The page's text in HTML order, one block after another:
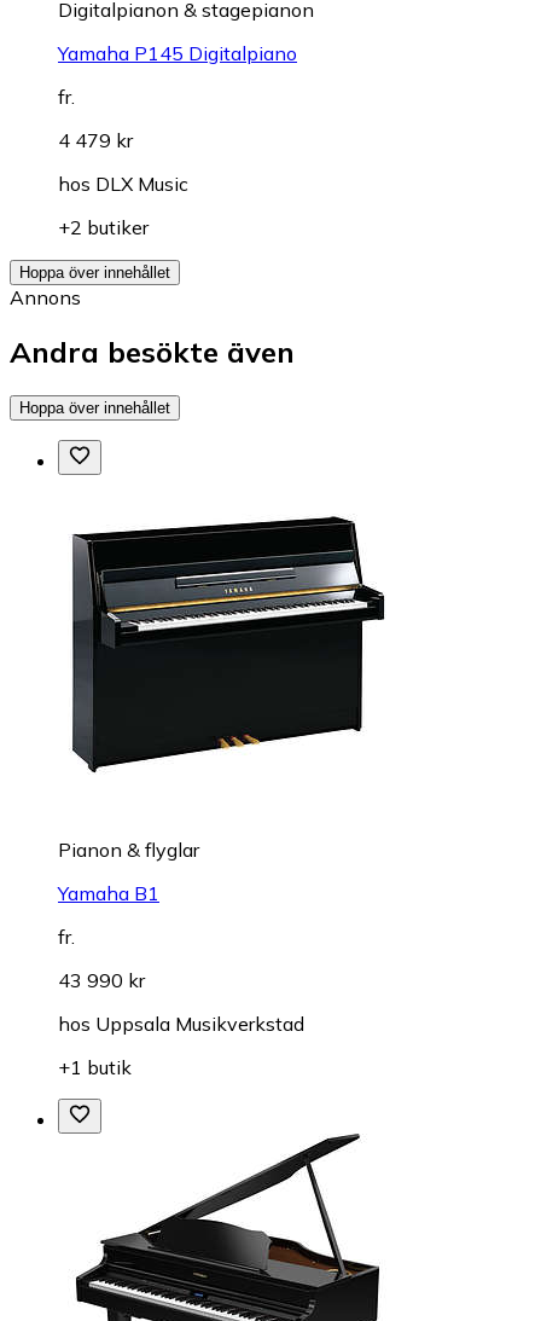
Digitalpianon & stagepianon
Yamaha P145 Digitalpiano
fr.
4 479 kr
hos DLX Music
+2 butiker
Hoppa över innehållet
Annons
Andra besökte även
Hoppa över innehållet
Pianon & flyglar
Yamaha B1
fr.
43 990 kr
hos Uppsala Musikverkstad
+1 butik